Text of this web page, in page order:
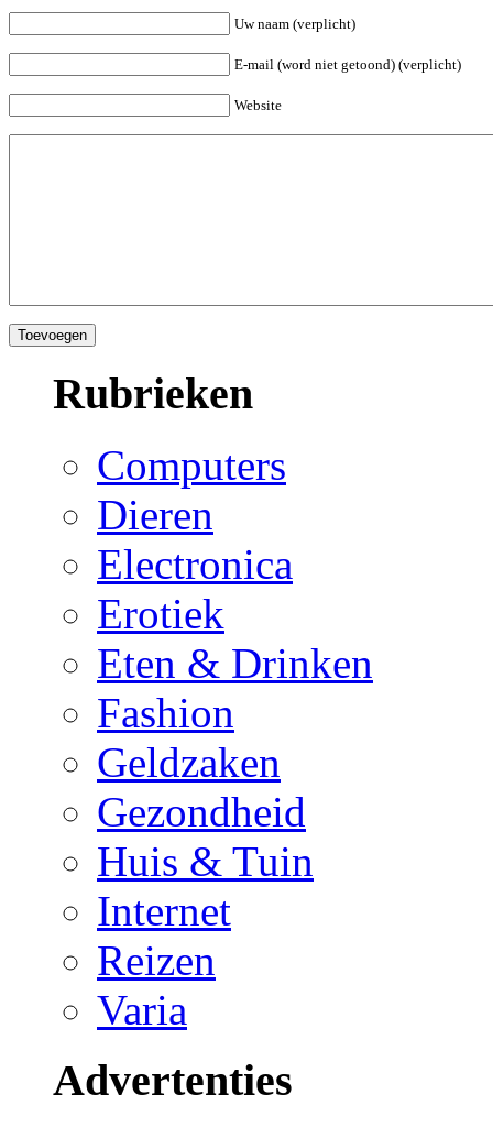
Uw naam (verplicht)
E-mail (word niet getoond) (verplicht)
Website
Rubrieken
Computers
Dieren
Electronica
Erotiek
Eten & Drinken
Fashion
Geldzaken
Gezondheid
Huis & Tuin
Internet
Reizen
Varia
Advertenties